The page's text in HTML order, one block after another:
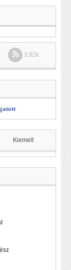
3.92k
Kiemelt